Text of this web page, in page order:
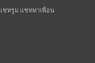
ทรูม แชทหาเพื่อน